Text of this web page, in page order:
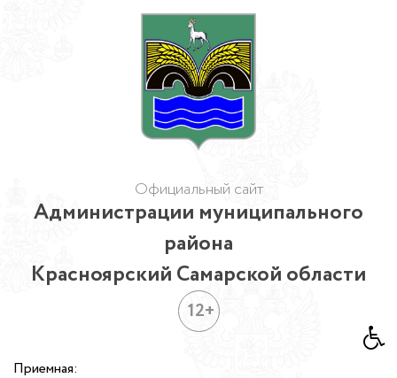
Официальный сайт
Администрации муниципального
района
Красноярский Самарской области
12+
Приемная: